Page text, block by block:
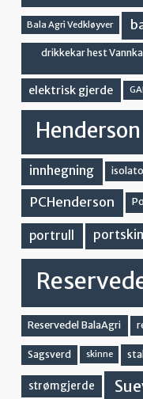
Bala Agri Vedkløyver
drikkekar hest
elektrisk gjerde
Henderson
innhegning
PCHenderson
portrull
Reservedel BalaAgri
Sagsverd skinne
strømgjerde